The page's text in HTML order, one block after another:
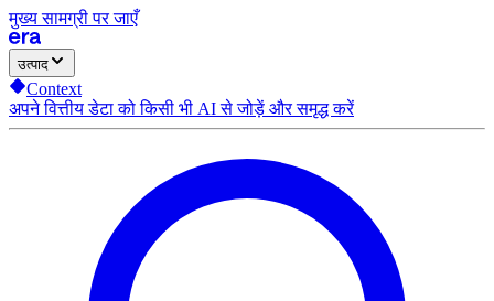
मुख्य सामग्री पर जाएँ
उत्पाद
Context
अपने वित्तीय डेटा को किसी भी AI से जोड़ें और समृद्ध करें